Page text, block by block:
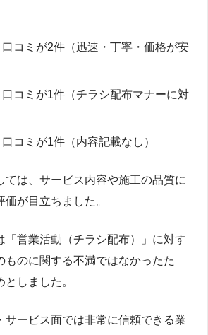
コミが2件（迅速・丁寧・価格が安
コミが1件（チラシ配布マナーに対
コミが1件（内容記載なし）
ては、サービス内容や施工の品質に
が目立ちました。
「営業活動（チラシ配布）」に対す
ものに関する不満ではなかったた
しました。
サービス面では非常に信頼できる業